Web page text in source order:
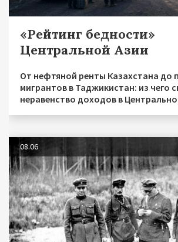
«Рейтинг бедности»
Центральной Азии
От нефтяной ренты Казахстана до
мигрантов в Таджикистан: из чего
неравенство доходов в
08.06